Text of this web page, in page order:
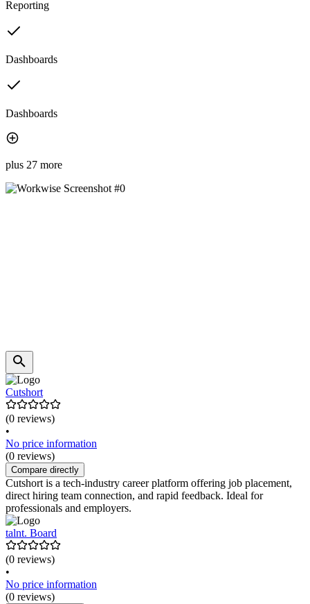
Reporting
Dashboards
Dashboards
plus 27 more
Cutshort
(0 reviews)
•
No price information
(0 reviews)
Compare directly
Cutshort is a tech-industry career platform offering job placement,
direct hiring team connection, and rapid feedback. Ideal for
professionals and employers.
talnt. Board
(0 reviews)
•
No price information
(0 reviews)